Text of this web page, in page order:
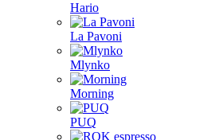
Hario
La Pavoni
Mlynko
Morning
PUQ